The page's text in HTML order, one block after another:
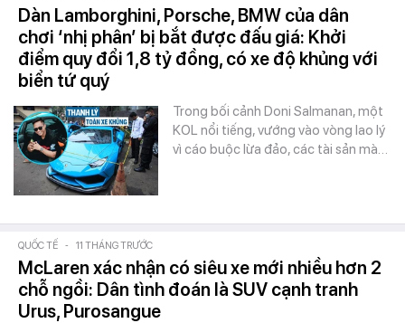
Dàn Lamborghini, Porsche, BMW của dân
chơi ‘nhị phân’ bị bắt được đấu giá: Khởi
điểm quy đổi 1,8 tỷ đồng, có xe độ khủng với
biển tứ quý
Trong bối cảnh Doni Salmanan, một
KOL nổi tiếng, vướng vào vòng lao lý
vì cáo buộc lừa đảo, các tài sản mà…
QUỐC TẾ - 11 THÁNG TRƯỚC
McLaren xác nhận có siêu xe mới nhiều hơn 2
chỗ ngồi: Dân tình đoán là SUV cạnh tranh
Urus, Purosangue